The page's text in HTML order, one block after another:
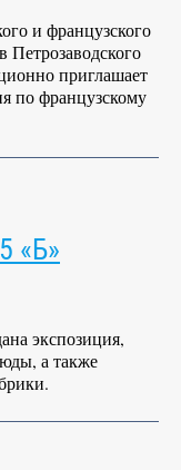
и французского
Петрозаводского
приглашает
по французскому
«Б»
экспозиция,
а также